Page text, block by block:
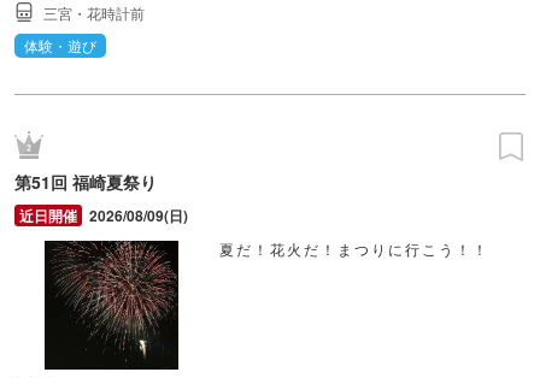
三宮・花時計前
体験・遊び
第51回 福崎夏祭り
2026/08/09(日)
夏だ！花火だ！まつりに行こう！！